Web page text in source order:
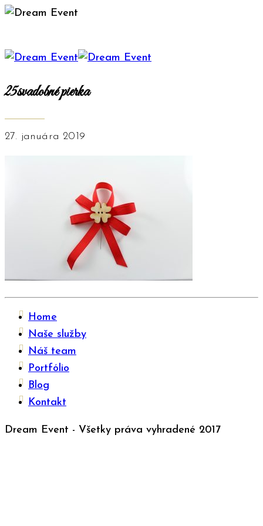
25svadobné pierka
27. januára 2019
Home
Naše služby
Náš team
Portfólio
Blog
Kontakt
Dream Event - Všetky práva vyhradené 2017